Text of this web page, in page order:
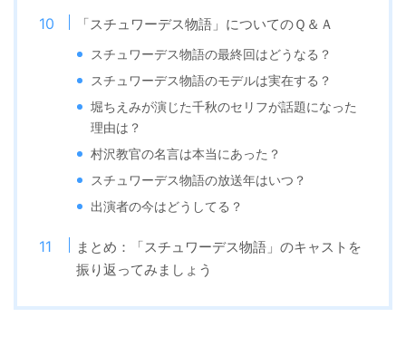
「スチュワーデス物語」についてのＱ＆Ａ
スチュワーデス物語の最終回はどうなる？
スチュワーデス物語のモデルは実在する？
堀ちえみが演じた千秋のセリフが話題になった
理由は？
村沢教官の名言は本当にあった？
スチュワーデス物語の放送年はいつ？
出演者の今はどうしてる？
まとめ：「スチュワーデス物語」のキャストを
振り返ってみましょう